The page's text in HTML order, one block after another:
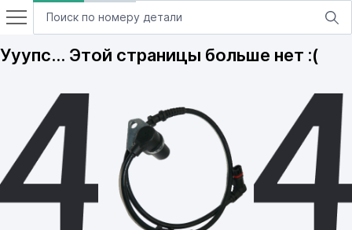
Ууупс… Этой страницы больше нет :(